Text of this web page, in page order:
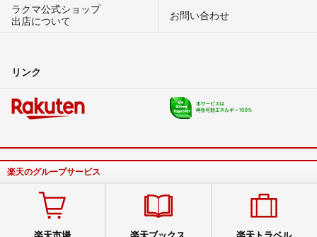
ラクマ公式ショップ
出店について
お問い合わせ
リンク
楽天のグループサービス